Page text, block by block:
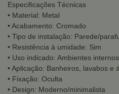
Especificações Técnicas
• Material: Metal
• Acabamento: Cromado
• Tipo de instalação: Parede/
• Resistência à umidade: Sim
• Uso indicado: Ambientes internos
• Aplicação: Banheiros, lavabos e
• Fixação: Oculta
• Design: Moderno/minimalista